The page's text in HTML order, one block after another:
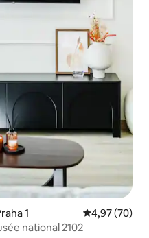
1 Évaluation
4,97 (70)
national 2102